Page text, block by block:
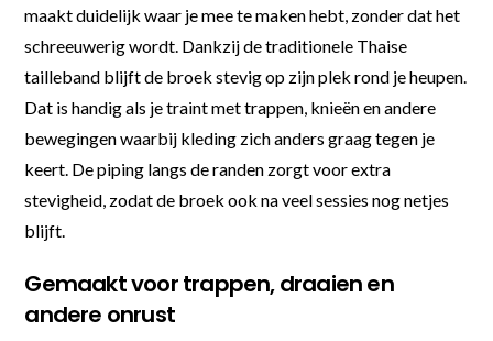
maakt duidelijk waar je mee te maken hebt, zonder dat het
schreeuwerig wordt. Dankzij de traditionele Thaise
tailleband blijft de broek stevig op zijn plek rond je heupen.
Dat is handig als je traint met trappen, knieën en andere
bewegingen waarbij kleding zich anders graag tegen je
keert. De piping langs de randen zorgt voor extra
stevigheid, zodat de broek ook na veel sessies nog netjes
blijft.
Gemaakt voor trappen, draaien en
andere onrust